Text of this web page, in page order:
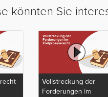
könnten Sie
Vollstreckung der
Forderungen im